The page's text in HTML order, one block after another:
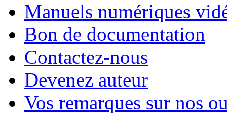
Manuels numériques
Bon de documentation
Contactez-nous
Devenez auteur
Vos remarques sur nos